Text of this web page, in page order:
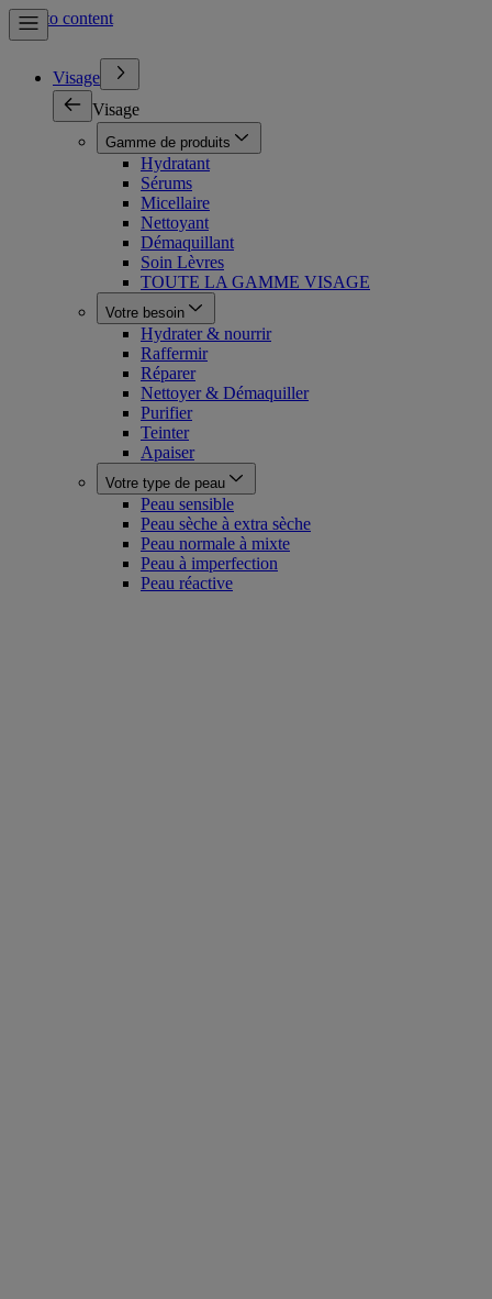
Skip to content
Visage
Visage
Gamme de produits
Hydratant
Sérums
Micellaire
Nettoyant
Démaquillant
Soin Lèvres
TOUTE LA GAMME VISAGE
Votre besoin
Hydrater & nourrir
Raffermir
Réparer
Nettoyer & Démaquiller
Purifier
Teinter
Apaiser
Votre type de peau
Peau sensible
Peau sèche à extra sèche
Peau normale à mixte
Peau à imperfection
Peau réactive